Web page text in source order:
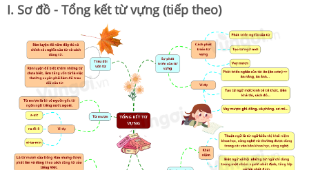
I. Sơ đồ - Tổng kết từ vựng (tiếp theo)